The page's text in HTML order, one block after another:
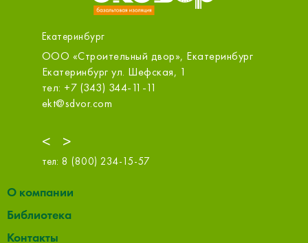
Екатеринбург
<
ООО «Строительный двор», Екатеринбург
Екатеринбург ул. Шефская, 1
тел: +7 (343) 344-11-11
ekt@sdvor.com
>
тел: 8 (800) 234-15-57
О компании
Библиотека
Контакты